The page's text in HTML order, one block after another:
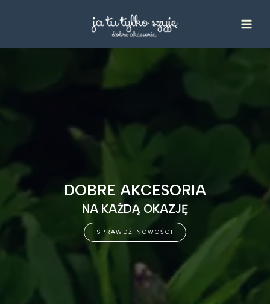
DOBRE AKCESORIA
NA KAŻDĄ OKAZJĘ
SPRAWDŹ NOWOŚCI